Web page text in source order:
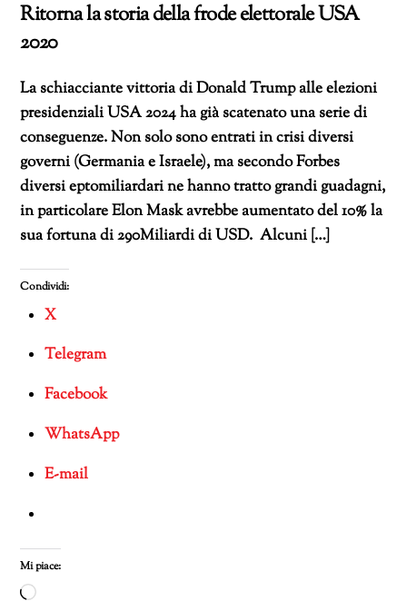
Ritorna la storia della frode elettorale USA
2020
La schiacciante vittoria di Donald Trump alle elezioni
presidenziali USA 2024 ha già scatenato una serie di
conseguenze. Non solo sono entrati in crisi diversi
governi (Germania e Israele), ma secondo Forbes
diversi eptomiliardari ne hanno tratto grandi guadagni,
in particolare Elon Mask avrebbe aumentato del 10% la
sua fortuna di 290Miliardi di USD. Alcuni […]
Condividi:
X
Telegram
Facebook
WhatsApp
E-mail
Mi piace:
Caricamento